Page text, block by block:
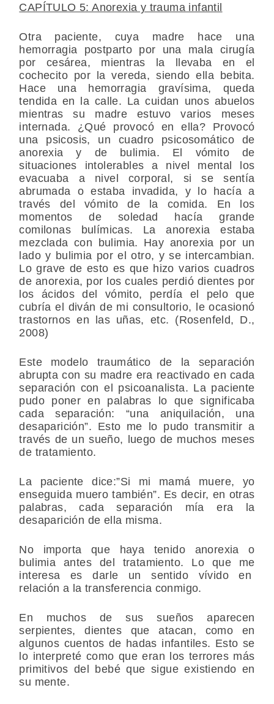
CAPÍTULO 5: Anorexia y trauma infantil
Otra paciente, cuya madre hace una
hemorragia postparto por una mala cirugía
por cesárea, mientras la llevaba en el
cochecito por la vereda, siendo ella bebita.
Hace una hemorragia gravísima, queda
tendida en la calle. La cuidan unos abuelos
mientras su madre estuvo varios meses
internada. ¿Qué provocó en ella? Provocó
una psicosis, un cuadro psicosomático de
anorexia y de bulimia. El vómito de
situaciones intolerables a nivel mental los
evacuaba a nivel corporal, si se sentía
abrumada o estaba invadida, y lo hacía a
través del vómito de la comida. En los
momentos de soledad hacía grande
comilonas bulímicas. La anorexia estaba
mezclada con bulimia. Hay anorexia por un
lado y bulimia por el otro, y se intercambian.
Lo grave de esto es que hizo varios cuadros
de anorexia, por los cuales perdió dientes por
los ácidos del vómito, perdía el pelo que
cubría el diván de mi consultorio, le ocasionó
trastornos en las uñas, etc. (Rosenfeld, D.,
2008)
Este modelo traumático de la separación
abrupta con su madre era reactivado en cada
separación con el psicoanalista. La paciente
pudo poner en palabras lo que significaba
cada separación: “una aniquilación, una
desaparición”. Esto me lo pudo transmitir a
través de un sueño, luego de muchos meses
de tratamiento.
La paciente dice:”Si mi mamá muere, yo
enseguida muero también”. Es decir, en otras
palabras, cada separación mía era la
desaparición de ella misma.
No importa que haya tenido anorexia o
bulimia antes del tratamiento. Lo que me
interesa es darle un sentido vívido en
relación a la transferencia conmigo.
En muchos de sus sueños aparecen
serpientes, dientes que atacan, como en
algunos cuentos de hadas infantiles. Esto se
lo interpreté como que eran los terrores más
primitivos del bebé que sigue existiendo en
su mente.